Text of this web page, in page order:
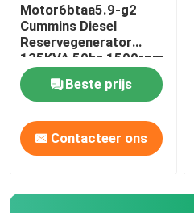
Open dieselgenerator
Container-dieselgenerator
Yanmar diesel generators
Baudouin-dieselgenerator
Motor6btaa5.9-g2
Cummins Diesel
Reservegenerator
125KVA 50hz 1500rpm
Beste prijs
Contacteer ons